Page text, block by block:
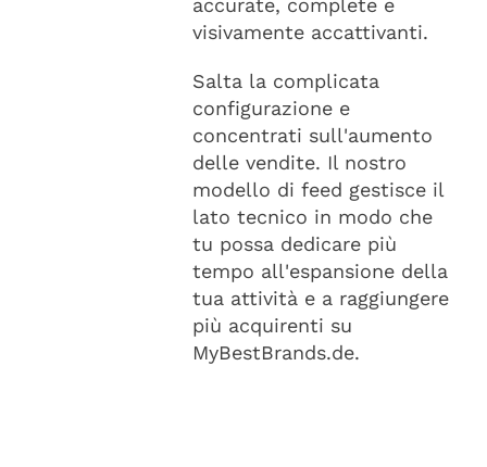
visivamente accattivanti.
Salta la complicata
configurazione e
concentrati sull'aumento
delle vendite. Il nostro
modello di feed gestisce il
lato tecnico in modo che
tu possa dedicare più
tempo all'espansione della
tua attività e a raggiungere
più acquirenti su
MyBestBrands.de.